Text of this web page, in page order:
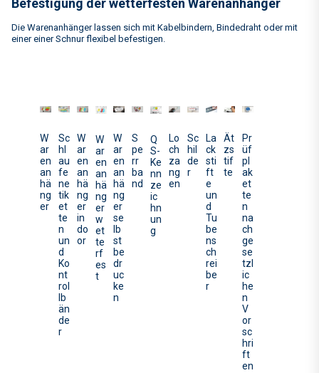
Befestigung der wetterfesten Warenanhänger
Die Warenanhänger lassen sich mit Kabelbindern, Bindedraht oder mit
einer einer Schnur flexibel befestigen.
W
ar
en
an
hä
ng
er
Sc
hl
au
fe
ne
tik
et
te
n
un
d
Ko
nt
rol
lb
än
de
r
W
ar
en
an
hä
ng
er
in
do
or
W
ar
en
an
hä
ng
er
w
et
te
rf
es
t
W
ar
en
an
hä
ng
er
se
lb
st
be
dr
uc
ke
n
S
pe
rr
ba
nd
Q
S-
Ke
nn
ze
ic
hn
un
g
Lo
ch
za
ng
en
Sc
hil
de
r
La
ck
sti
ft
e
un
d
Tu
be
ns
ch
rei
be
r
Ät
zs
tif
te
Pr
üf
pl
ak
et
te
n
na
ch
ge
se
tzl
ic
he
n
V
or
sc
hri
ft
en